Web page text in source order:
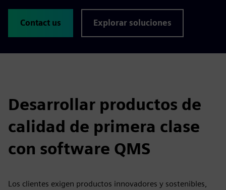
Contact us Explorar soluciones
Desarrollar productos de
calidad de primera clase
con software QMS
Los clientes exigen productos innovadores y sostenibles,